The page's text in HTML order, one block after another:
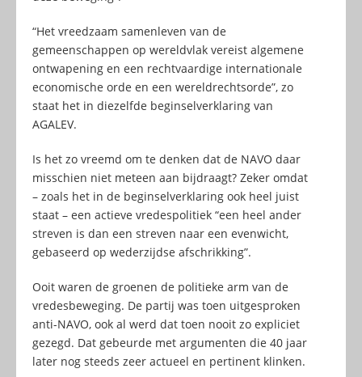
“Het vreedzaam samenleven van de
gemeenschappen op wereldvlak vereist algemene
ontwapening en een rechtvaardige internationale
economische orde en een wereldrechtsorde”, zo
staat het in diezelfde beginselverklaring van
AGALEV.
Is het zo vreemd om te denken dat de NAVO daar
misschien niet meteen aan bijdraagt? Zeker omdat
– zoals het in de beginselverklaring ook heel juist
staat – een actieve vredespolitiek “een heel ander
streven is dan een streven naar een evenwicht,
gebaseerd op wederzijdse afschrikking”.
Ooit waren de groenen de politieke arm van de
vredesbeweging. De partij was toen uitgesproken
anti-NAVO, ook al werd dat toen nooit zo expliciet
gezegd. Dat gebeurde met argumenten die 40 jaar
later nog steeds zeer actueel en pertinent klinken.